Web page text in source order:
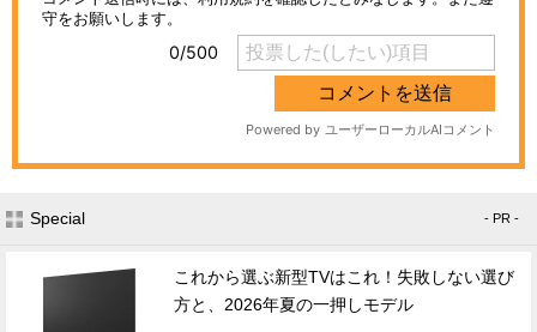
Special - PR -
これから選ぶ新型TVはこれ！失敗しない選び
方と、2026年夏の一押しモデル